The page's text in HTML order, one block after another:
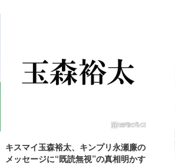
キスマイ玉森裕太、キンプリ永瀬廉の
メッセージに“既読無視”の真相明かす